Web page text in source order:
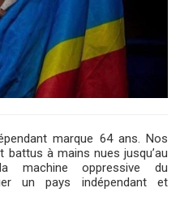
marque 64 ans. Nos
battus à mains nues jusqu’au
machine oppressive du
un pays indépendant et